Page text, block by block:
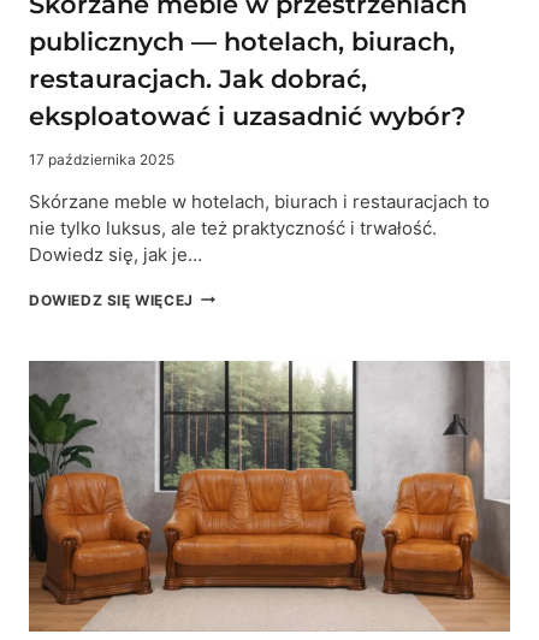
publicznych — hotelach, biurach,
restauracjach. Jak dobrać,
eksploatować i uzasadnić wybór?
17 października 2025
Skórzane meble w hotelach, biurach i restauracjach to
nie tylko luksus, ale też praktyczność i trwałość.
Dowiedz się, jak je…
DOWIEDZ SIĘ WIĘCEJ SKÓRZANE
PRZESTRZENIACH
PUBLICZNYCH
—
HOTELACH,
BIURACH,
RESTAURACJACH.
JAK
DOBRAĆ,
EKSPLOATOWAĆ
I
UZASADNIĆ
WYBÓR?